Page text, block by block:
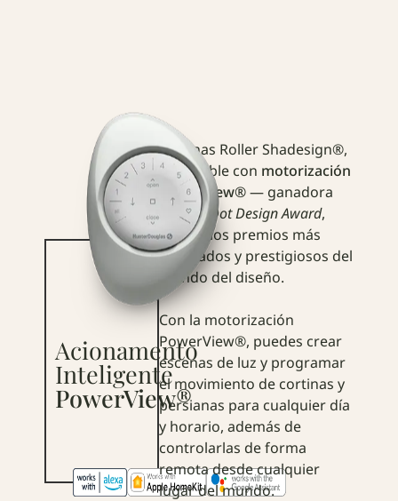
Acionamento
Inteligente
PowerView®
Cortinas Roller Shadesign®,
disponible con motorización
PowerView®— ganadora
delRed Dot Design Award,
uno de los premios más
codiciados y prestigiosos del
mundo del diseño.
Con la motorización
PowerView®, puedes crear
escenas de luz y programar
el movimiento de cortinas y
persianas para cualquier día
y horario, además de
controlarlas de forma
remota desde cualquier
lugar del mundo.